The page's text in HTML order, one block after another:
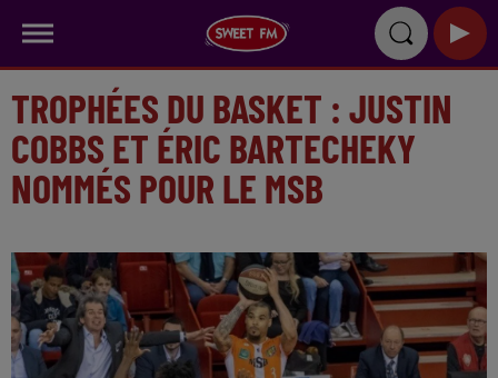
TROPHÉES DU BASKET : JUSTIN
COBBS ET ÉRIC BARTECHEKY
NOMMÉS POUR LE MSB